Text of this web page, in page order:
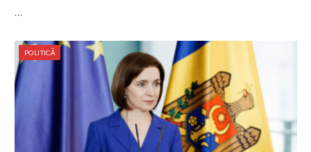
…
POLITICĂ